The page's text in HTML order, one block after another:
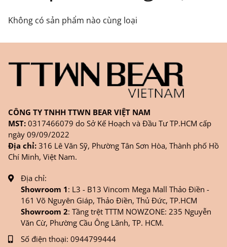
FANPAGE/ZALO/
Thời gian nhận hàng: Đối với đơn hàng Online tại
TPHCM, sản phẩm sẽ được giao sớm nhất là 1
ngày sau khi đặt.
Không có sản phẩm nào cùng loại
CÔNG TY TNHH TTWN BEAR VIỆT NAM
MST: 0317466079 do Sở Kế Hoạch và Đầu Tư TP.HCM cấp
ngày 09/09/2022
Địa chỉ: 316 Lê Văn Sỹ, Phường Tân Sơn Hòa, Thành phố Hồ
Chí Minh, Việt Nam.
Địa chỉ:
Showroom 1: L3 - B13 Vincom Mega Mall Thảo Điền -
161 Võ Nguyên Giáp, Thảo Điền, Thủ Đức, TP.HCM
Showroom 2: Tầng trệt TTTM NOWZONE: 235 Nguyễn
Văn Cừ, Phường Cầu Ông Lãnh, TP. HCM.
Số điện thoại: 0944799444